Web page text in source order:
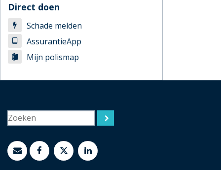
Direct doen
Schade melden
AssurantieApp
Mijn polismap